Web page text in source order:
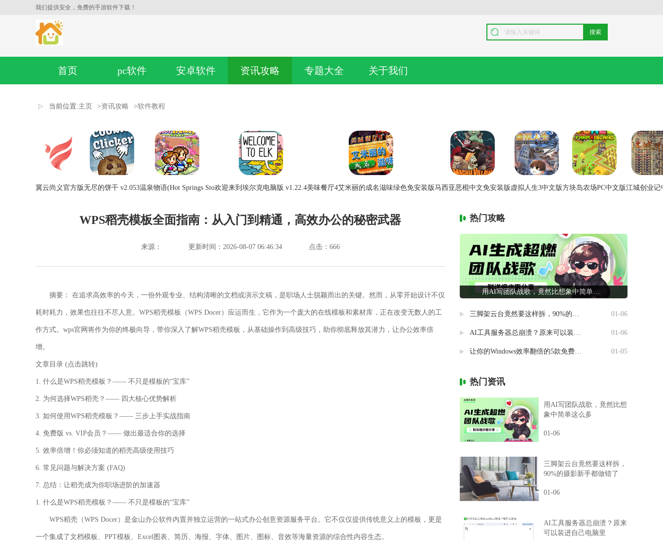
我们提供安全，免费的手游软件下载！
搜索
首页 pc软件 安卓软件 资讯攻略 专题大全 关于我们
当前位置:主页 >资讯攻略 >软件教程
冀云尚义官方版无尽的饼干 v2.053温泉物语(Hot Springs Sto欢迎来到埃尔克电脑版 v1.22.4美味餐厅4艾米丽的成名滋味绿色免安装版马西亚恶棍中文免安装版 虚拟人生3中文版方块岛农场PC中文版江城创业记
WPS稻壳模板全面指南：从入门到精通，高效办公的秘密武器
来源： 更新时间：2026-08-07 06:46:34 点击： 666
摘要： 在追求高效率的今天，一份外观专业、结构清晰的文档或演示文稿，是职场人士脱颖而出的关键。然而，从零开始设计不仅
耗时耗力，效果也往往不尽人意。WPS稻壳模板（WPS Docer）应运而生，它作为一个庞大的在线模板和素材库，正在改变无数人的工
作方式。wps官网将作为你的终极向导，带你深入了解WPS稻壳模板，从基础操作到高级技巧，助你彻底释放其潜力，让办公效率倍
增。
文章目录 (点击跳转)
1. 什么是WPS稻壳模板？—— 不只是模板的“宝库”
2. 为何选择WPS稻壳？—— 四大核心优势解析
3. 如何使用WPS稻壳模板？—— 三步上手实战指南
4. 免费版 vs. VIP会员？—— 做出最适合你的选择
5. 效率倍增！你必须知道的稻壳高级使用技巧
6. 常见问题与解决方案 (FAQ)
7. 总结：让稻壳成为你职场进阶的加速器
1. 什么是WPS稻壳模板？—— 不只是模板的“宝库”
WPS稻壳（WPS Docer）是金山办公软件内置并独立运营的一站式办公创意资源服务平台。它不仅仅提供传统意义上的模板，更是
一个集成了文档模板、PPT模板、Excel图表、简历、海报、字体、图片、图标、音效等海量资源的综合性内容生态。
热门攻略
用AI写团队战歌，竟然比想象中简单这么多
三脚架云台竟然要这样拆，90%的摄影新手都做错了 01-06
AI工具服务器总崩溃？原来可以装进自己电脑里 01-06
让你的Windows效率翻倍的5款免费神器 01-05
热门资讯
用AI写团队战歌，竟然比想
象中简单这么多
01-06
三脚架云台竟然要这样拆，
90%的摄影新手都做错了
01-06
AI工具服务器总崩溃？原来
可以装进自己电脑里